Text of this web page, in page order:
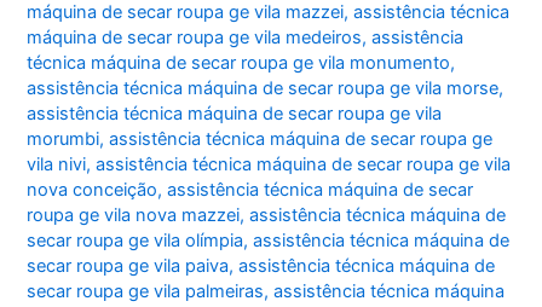
máquina de secar roupa ge vila mazzei,assistência técnica
máquina de secar roupa ge vila medeiros,assistência
técnica máquina de secar roupa ge vila monumento,
assistência técnica máquina de secar roupa ge vila morse,
assistência técnica máquina de secar roupa ge vila
morumbi,assistência técnica máquina de secar roupa ge
vila nivi,assistência técnica máquina de secar roupa ge vila
nova conceição,assistência técnica máquina de secar
roupa ge vila nova mazzei,assistência técnica máquina de
secar roupa ge vila olímpia,assistência técnica máquina de
secar roupa ge vila paiva,assistência técnica máquina de
secar roupa ge vila palmeiras,assistência técnica máquina